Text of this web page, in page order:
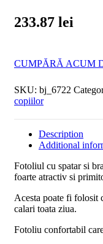
233.87 lei
CUMPĂRĂ ACUM
SKU: bj_6722
copiilor
Description
Additional
Fotoliul cu spatar si
foarte atractiv si
Acesta poate fi folosit
calari toata ziua.
Fotoliu confortabil